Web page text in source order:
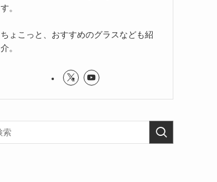
す。
ちょこっと、おすすめのグラスなども紹
介。